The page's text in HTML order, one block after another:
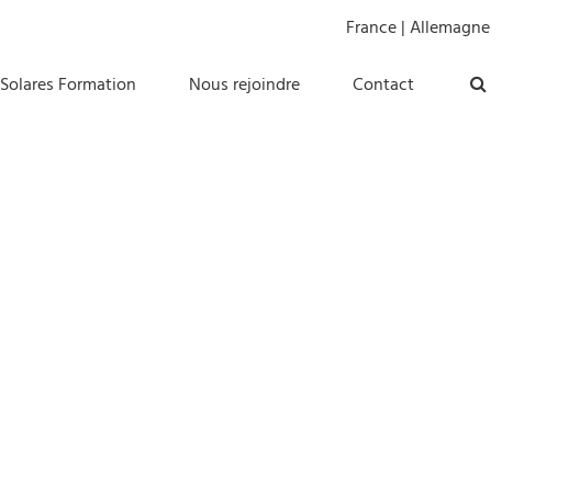
France|Allemagne
Solares Formation Nous rejoindre Contact